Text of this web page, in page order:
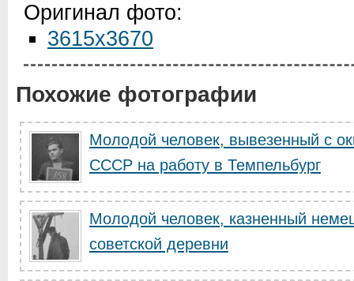
Оригинал фото:
3615x3670
Похожие фотографии
Молодой человек, вывезенный с
СССР на работу в Темпельбург
Молодой человек, казненный
советской деревни